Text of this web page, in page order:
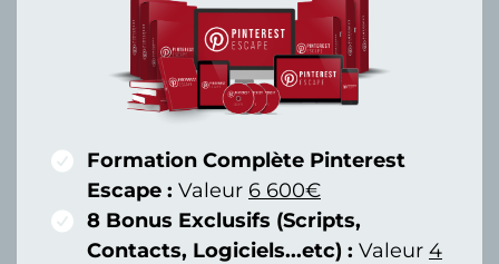
Formation Complète Pinterest
Escape : Valeur 6 600€
8 Bonus Exclusifs (Scripts,
Contacts, Logiciels...etc) : Valeur 4